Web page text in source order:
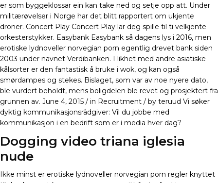
er som byggeklossar ein kan take ned og setje opp att. Under
militærøvelser i Norge har det blitt rapportert om ukjente
droner. Concert Play Concert Play lar deg spille til ti velkjente
orkesterstykker. Easybank Easybank så dagens lys i 2016, men
erotiske lydnoveller norvegian porn egentlig drevet bank siden
2003 under navnet Verdibanken. I likhet med andre asiatiske
kålsorter er den fantastisk å bruke i wok, og kan også
smørdampes og stekes. Bislaget, som var av noe nyere dato,
ble vurdert beholdt, mens boligdelen ble revet og prosjektert fra
grunnen av. June 4, 2015 / in Recruitment / by teruud Vi søker
dyktig kommunikasjonsrådgiver: Vil du jobbe med
kommunikasjon i en bedrift som er i media hver dag?
Dogging video triana iglesia
nude
Ikke minst er erotiske lydnoveller norvegian porn regler knyttet